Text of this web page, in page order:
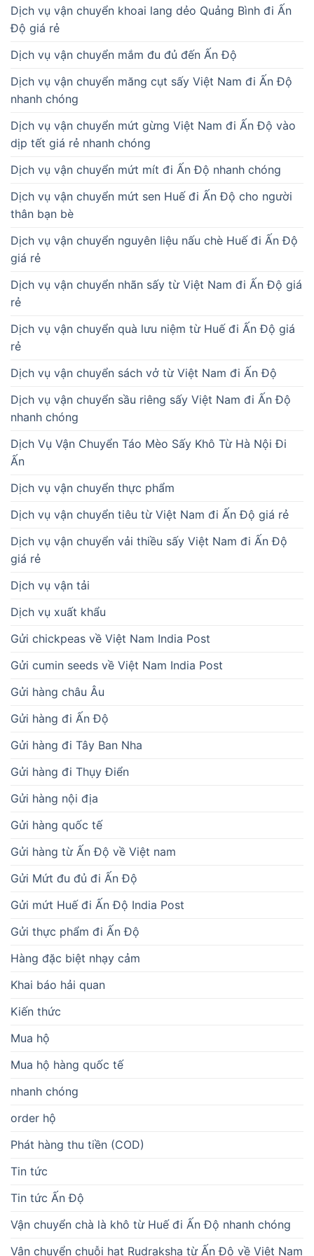
Dịch vụ vận chuyển khoai lang dẻo Quảng Bình đi Ấn
Độ giá rẻ
Dịch vụ vận chuyển mắm đu đủ đến Ấn Độ
Dịch vụ vận chuyển măng cụt sấy Việt Nam đi Ấn Độ
nhanh chóng
Dịch vụ vận chuyển mứt gừng Việt Nam đi Ấn Độ vào
dịp tết giá rẻ nhanh chóng
Dịch vụ vận chuyển mứt mít đi Ấn Độ nhanh chóng
Dịch vụ vận chuyển mứt sen Huế đi Ấn Độ cho người
thân bạn bè
Dịch vụ vận chuyển nguyên liệu nấu chè Huế đi Ấn Độ
giá rẻ
Dịch vụ vận chuyển nhãn sấy từ Việt Nam đi Ấn Độ giá
rẻ
Dịch vụ vận chuyển quà lưu niệm từ Huế đi Ấn Độ giá
rẻ
Dịch vụ vận chuyển sách vở từ Việt Nam đi Ấn Độ
Dịch vụ vận chuyển sầu riêng sấy Việt Nam đi Ấn Độ
nhanh chóng
Dịch Vụ Vận Chuyển Táo Mèo Sấy Khô Từ Hà Nội Đi
Ấn
Dịch vụ vận chuyển thực phẩm
Dịch vụ vận chuyển tiêu từ Việt Nam đi Ấn Độ giá rẻ
Dịch vụ vận chuyển vải thiều sấy Việt Nam đi Ấn Độ
giá rẻ
Dịch vụ vận tải
Dịch vụ xuất khẩu
Gửi chickpeas về Việt Nam India Post
Gửi cumin seeds về Việt Nam India Post
Gửi hàng châu Âu
Gửi hàng đi Ấn Độ
Gửi hàng đi Tây Ban Nha
Gửi hàng đi Thụy Điển
Gửi hàng nội địa
Gửi hàng quốc tế
Gửi hàng từ Ấn Độ về Việt nam
Gửi Mứt đu đủ đi Ấn Độ
Gửi mứt Huế đi Ấn Độ India Post
Gửi thực phẩm đi Ấn Độ
Hàng đặc biệt nhạy cảm
Khai báo hải quan
Kiến thức
Mua hộ
Mua hộ hàng quốc tế
nhanh chóng
order hộ
Phát hàng thu tiền (COD)
Tin tức
Tin tức Ấn Độ
Vận chuyển chà là khô từ Huế đi Ấn Độ nhanh chóng
Vận chuyển chuỗi hạt Rudraksha từ Ấn Độ về Việt Nam